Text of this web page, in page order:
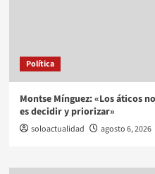
Política
Montse Mínguez: «Los áticos
es decidir y priorizar»
soloactualidad agosto 6, 2026